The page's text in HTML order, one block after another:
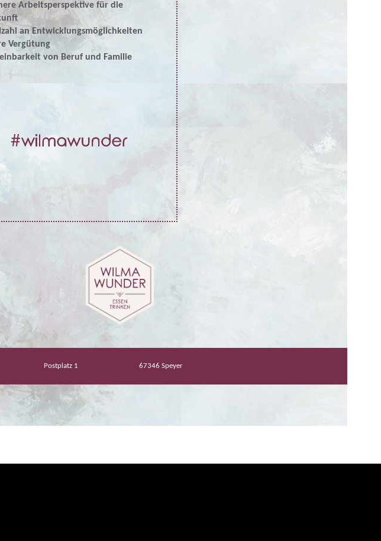
Arbeitsperspektive für die
an Entwicklungsmöglichkeiten
Vergütung
von Beruf und Familie
Postplatz 1 67346 Speyer